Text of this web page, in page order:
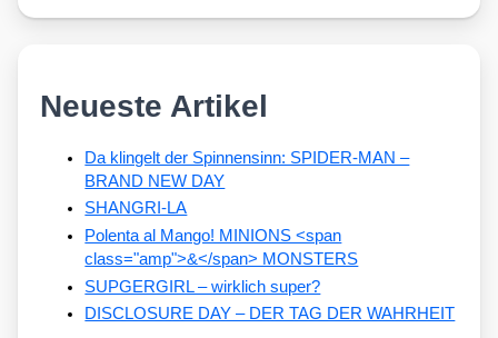
Neueste Artikel
Da klingelt der Spinnensinn: SPIDER-MAN –
BRAND NEW DAY
SHANGRI-LA
Polenta al Mango! MINIONS <span
class="amp">&</span> MONSTERS
SUPGERGIRL – wirklich super?
DISCLOSURE DAY – DER TAG DER WAHRHEIT